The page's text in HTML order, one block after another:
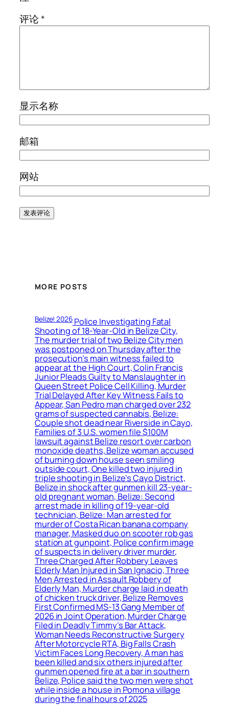
评论*
显示名称
邮箱
网站
MORE POSTS
Belize! 2026Police Investigating Fatal
Shooting of 18-Year-Old in Belize City,
The murder trial of two Belize City men
was postponed on Thursday after the
prosecution’s main witness failed to
appear at the High Court, Colin Francis
Junior Pleads Guilty to Manslaughter in
Queen Street Police Cell Killing, Murder
Trial Delayed After Key Witness Fails to
Appear, San Pedro man charged over 232
grams of suspected cannabis, Belize:
Couple shot dead near Riverside in Cayo,
Families of 3 U.S. women file $100M
lawsuit against Belize resort over carbon
monoxide deaths, Belize woman accused
of burning down house seen smiling
outside court, One killed two injured in
triple shooting in Belize’s Cayo District,
Belize in shock after gunmen kill 23-year-
old pregnant woman, Belize: Second
arrest made in killing of 19-year-old
technician, Belize: Man arrested for
murder of Costa Rican banana company
manager, Masked duo on scooter rob gas
station at gunpoint, Police confirm image
of suspects in delivery driver murder,
Three Charged After Robbery Leaves
Elderly Man Injured in San Ignacio, Three
Men Arrested in Assault Robbery of
Elderly Man, Murder charge laid in death
of chicken truck driver, Belize Removes
First Confirmed MS-13 Gang Member of
2026 in Joint Operation, Murder Charge
Filed in Deadly Timmy’s Bar Attack,
Woman Needs Reconstructive Surgery
After Motorcycle RTA, Big Falls Crash
Victim Faces Long Recovery, A man has
been killed and six others injured after
gunmen opened fire at a bar in southern
Belize, Police said the two men were shot
while inside a house in Pomona village
during the final hours of 2025